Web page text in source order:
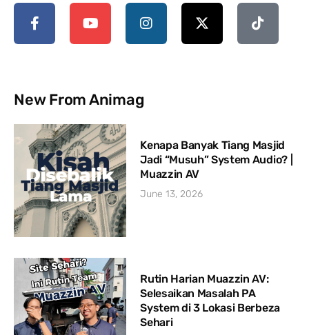
New From Animag
Kenapa Banyak Tiang Masjid
Jadi “Musuh” System Audio? |
Muazzin AV
June 13, 2026
Rutin Harian Muazzin AV:
Selesaikan Masalah PA
System di 3 Lokasi Berbeza
Sehari